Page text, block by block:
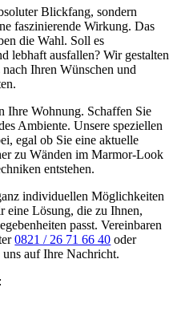
Blickfang, sondern
faszinierende Wirkung. Das
die Wahl. Soll es
lebhaft ausfallen? Wir gestalten
Ihren Wünschen und
Ihre Wohnung. Schaffen Sie
Ambiente. Unsere speziellen
egal ob Sie eine aktuelle
zu Wänden im Marmor-Look
entstehen.
individuellen Möglichkeiten
eine Lösung, die zu Ihnen,
passt. Vereinbaren
0821 / 26 71 66 40 oder
auf Ihre Nachricht.